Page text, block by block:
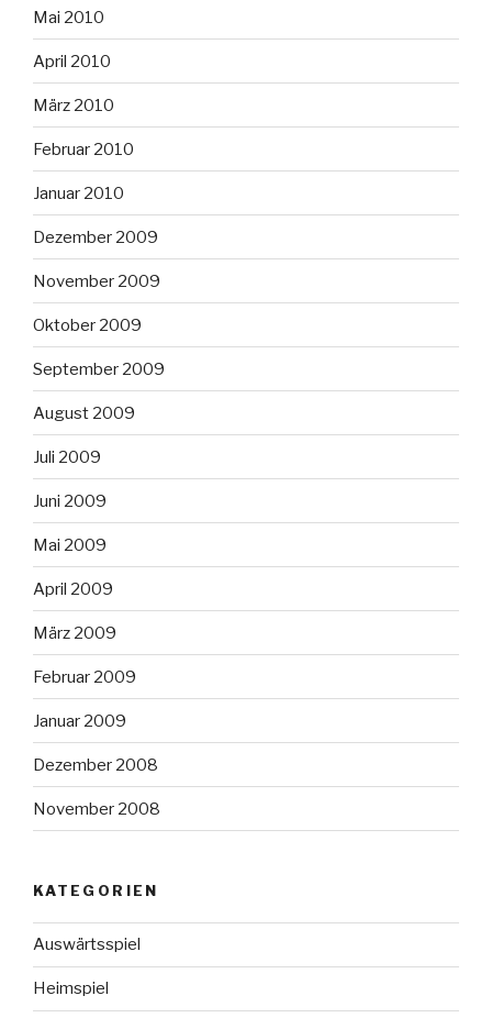
Mai 2010
April 2010
März 2010
Februar 2010
Januar 2010
Dezember 2009
November 2009
Oktober 2009
September 2009
August 2009
Juli 2009
Juni 2009
Mai 2009
April 2009
März 2009
Februar 2009
Januar 2009
Dezember 2008
November 2008
KATEGORIEN
Auswärtsspiel
Heimspiel